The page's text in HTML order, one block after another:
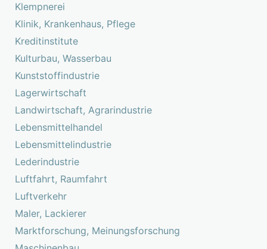
Klempnerei
Klinik, Krankenhaus, Pflege
Kreditinstitute
Kulturbau, Wasserbau
Kunststoffindustrie
Lagerwirtschaft
Landwirtschaft, Agrarindustrie
Lebensmittelhandel
Lebensmittelindustrie
Lederindustrie
Luftfahrt, Raumfahrt
Luftverkehr
Maler, Lackierer
Marktforschung, Meinungsforschung